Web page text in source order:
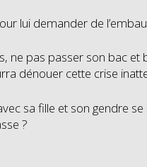
lui demander de
ne pas passer son bac et
dénouer cette crise
sa fille et son gendre
?